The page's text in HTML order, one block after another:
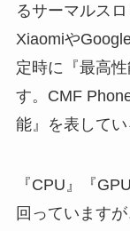
るサーマルス
Xiaomiや
定時に『最高
す。CMF
能』を表してい
『CPU』『
回っています